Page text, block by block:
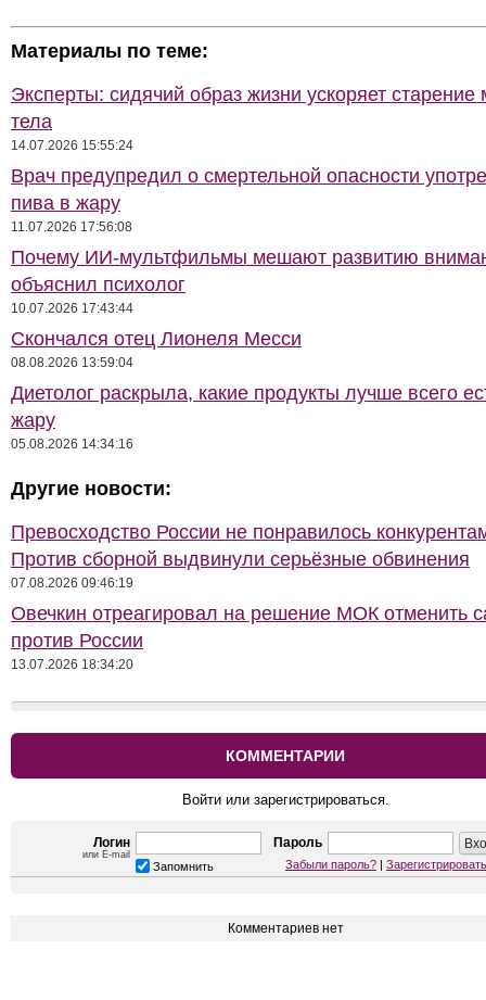
Материалы по теме:
Эксперты: сидячий образ жизни ускоряет старение
тела
14.07.2026 15:55:24
Врач предупредил о смертельной опасности
пива в жару
11.07.2026 17:56:08
Почему ИИ-мультфильмы мешают развитию
объяснил психолог
10.07.2026 17:43:44
Скончался отец Лионеля Месси
08.08.2026 13:59:04
Диетолог раскрыла, какие продукты лучше всего
жару
05.08.2026 14:34:16
Другие новости:
Превосходство России не понравилось
Против сборной выдвинули серьёзные обвинения
07.08.2026 09:46:19
Овечкин отреагировал на решение МОК отменить
против России
13.07.2026 18:34:20
КОММЕНТАРИИ
Войти или зарегистрироваться.
Логин
или E-mail
Пароль
Запомнить Забыли пароль? |
Комментариев нет